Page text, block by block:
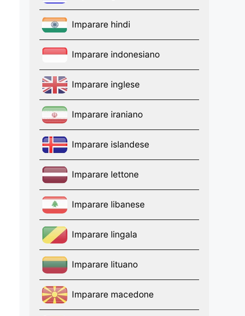
Imparare hindi
Imparare indonesiano
Imparare inglese
Imparare iraniano
Imparare islandese
Imparare lettone
Imparare libanese
Imparare lingala
Imparare lituano
Imparare macedone